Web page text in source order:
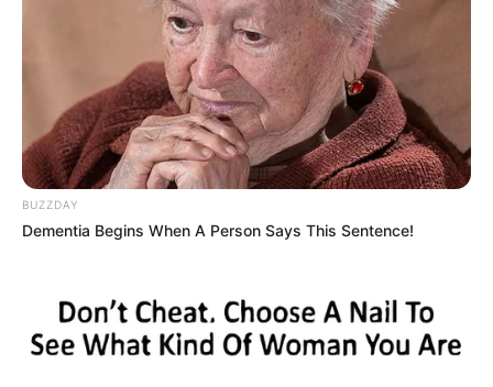
ww.ziegelei-hundisburg.de
Turmuhrenmuseum Seehausen - Kleine und große
mechanische Uhrwerke, die mit enormer Präzision
und Zuverlässigkeit manchmal jahrhundertelang die
richtige Zeit auf die Anzeige des Zifferblattes
bringen, sind in einem Museum in der kleinen Stadt
Seehausen zu sehen. Informationen unter
uhrenmuseum-seehausen.de.
eines der wenigen erhaltenen
Renaissanceschlösser von Brandenburg. Nachdem
die Anlage Jahrzehnte lang verfallen war, wurde sie
BUZZDAY
Dementia Begins When A Person Says This Sentence!